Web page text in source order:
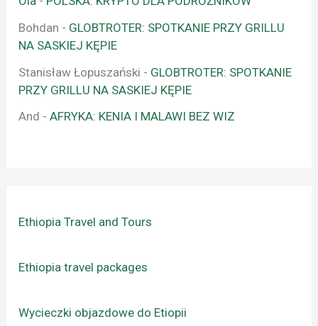
Bohdan - GLOBTROTER: SPOTKANIE PRZY GRILLU
NA SASKIEJ KĘPIE
Stanisław Łopuszański - GLOBTROTER: SPOTKANIE
PRZY GRILLU NA SASKIEJ KĘPIE
And -AFRYKA: KENIA I MALAWI BEZ WIZ
Ethiopia Travel and Tours
Ethiopia travel packages
Wycieczki objazdowe do Etiopii